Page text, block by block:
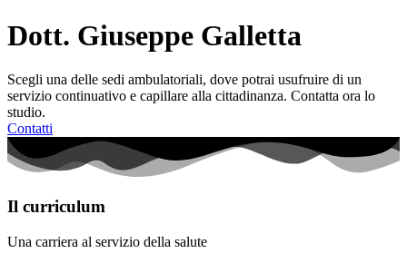
Dott. Giuseppe Galletta
Scegli una delle sedi ambulatoriali, dove potrai usufruire di un
servizio continuativo e capillare alla cittadinanza. Contatta ora lo
studio.
Contatti
Il curriculum
Una carriera al servizio della salute